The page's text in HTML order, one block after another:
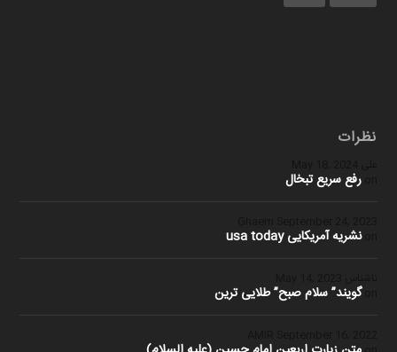
نظرات
علی
رفع سریع تبخال
نشریه آمریکایی usa today
گویند” سلام صبح” طلایی ترین